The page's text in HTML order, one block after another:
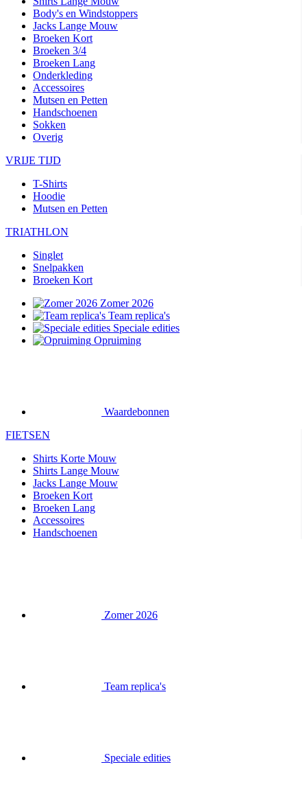
Body's en Windstoppers
Jacks Lange Mouw
Broeken Kort
Broeken 3/4
Broeken Lang
Onderkleding
Accessoires
Mutsen en Petten
Handschoenen
Sokken
Overig
VRIJE TIJD
T-Shirts
Hoodie
Mutsen en Petten
TRIATHLON
Singlet
Snelpakken
Broeken Kort
Zomer 2026
Team replica's
Speciale edities
Opruiming
Shirts Lange Mouw
Broeken Kort
Accessoires
Handschoenen